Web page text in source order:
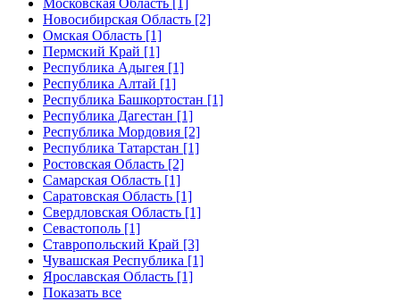
Московская Область [1]
Новосибирская Область [2]
Омская Область [1]
Пермский Край [1]
Республика Адыгея [1]
Республика Алтай [1]
Республика Башкортостан [1]
Республика Дагестан [1]
Республика Мордовия [2]
Республика Татарстан [1]
Ростовская Область [2]
Самарская Область [1]
Саратовская Область [1]
Свердловская Область [1]
Севастополь [1]
Ставропольский Край [3]
Чувашская Республика [1]
Ярославская Область [1]
Показать все